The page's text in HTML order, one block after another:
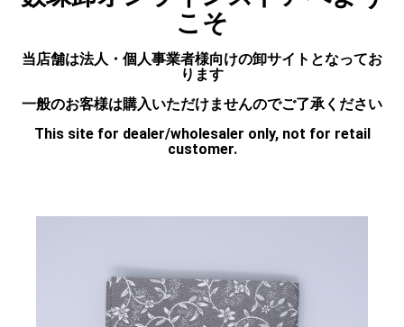
こそ
当店舗は法人・個人事業者様向けの卸サイトとなってお
ります
一般のお客様は購入いただけませんのでご了承ください
This site for dealer/wholesaler only, not for retail
customer.